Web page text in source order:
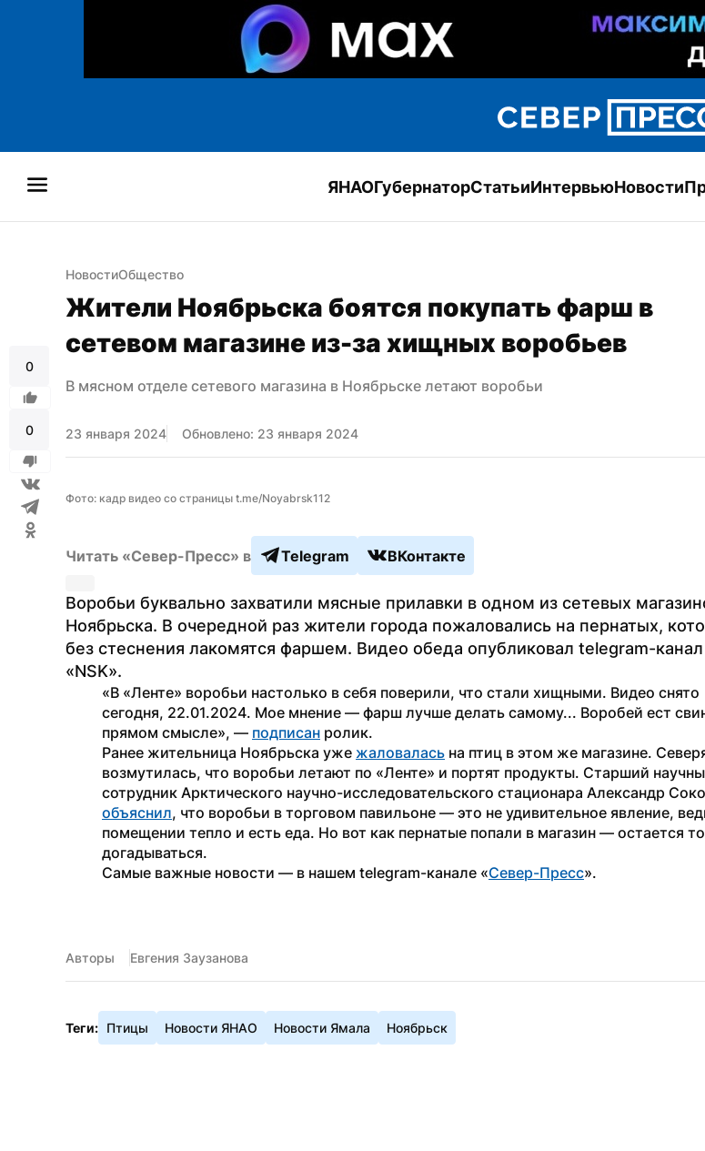
ЯНАОГубернаторСтатьиИнтервьюНовости
0
0
НовостиОбщество
Жители Ноябрьска боятся покупать фарш в
сетевом магазине из-за хищных воробьев
В мясном отделе сетевого магазина в Ноябрьске летают воробьи
23 января 2024 Обновлено: 23 января 2024
Фото: кадр видео со страницы t.me/Noyabrsk112
Читать «Север-Пресс» в Telegram ВКонтакте
Воробьи буквально захватили мясные прилавки в одном из сетевых
Ноябрьска. В очередной раз жители города пожаловались на пернатых,
без стеснения лакомятся фаршем. Видео обеда опубликовал telegram-канал
«NSK».
«В «Ленте» воробьи настолько в себя поверили, что стали хищными. Видео снято
сегодня, 22.01.2024. Мое мнение — фарш лучше делать самому... Воробей ест
прямом смысле», — подписан ролик.
Ранее жительница Ноябрьска уже жаловалась на птиц в этом же магазине.
возмутилась, что воробьи летают по «Ленте» и портят продукты. Старший
объяснил, что воробьи в торговом павильоне — это не удивительное явление,
помещении тепло и есть еда. Но вот как пернатые попали в магазин — остается
догадываться.
Самые важные новости — в нашем telegram-канале «Север-Пресс».
Авторы Евгения Заузанова
Теги: Птицы Новости ЯНАО Новости Ямала Ноябрьск